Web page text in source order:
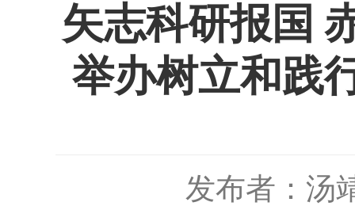
矢志科研报国
举办树立和践
发布者：汤